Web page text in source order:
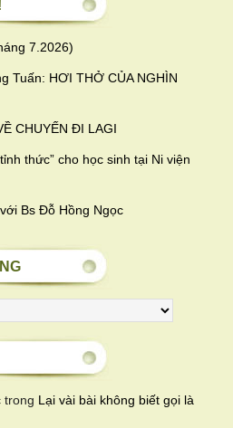
7.2026)
Tuấn: HƠI THỞ CỦA NGHÌN
CHUYẾN ĐI LAGI
thức” cho học sinh tại Ni viện
Bs Đỗ Hồng Ngọc
trong Lại vài bài không biết gọi là